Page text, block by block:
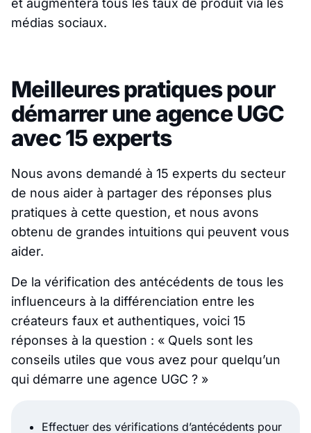
et augmentera tous les taux de produit via les
médias sociaux.
Meilleures pratiques pour
démarrer une agence UGC
avec 15 experts
Nous avons demandé à 15 experts du secteur
de nous aider à partager des réponses plus
pratiques à cette question, et nous avons
obtenu de grandes intuitions qui peuvent vous
aider.
De la vérification des antécédents de tous les
influenceurs à la différenciation entre les
créateurs faux et authentiques, voici 15
réponses à la question : « Quels sont les
conseils utiles que vous avez pour quelqu’un
qui démarre une agence UGC ? »
Effectuer des vérifications d’antécédents pour